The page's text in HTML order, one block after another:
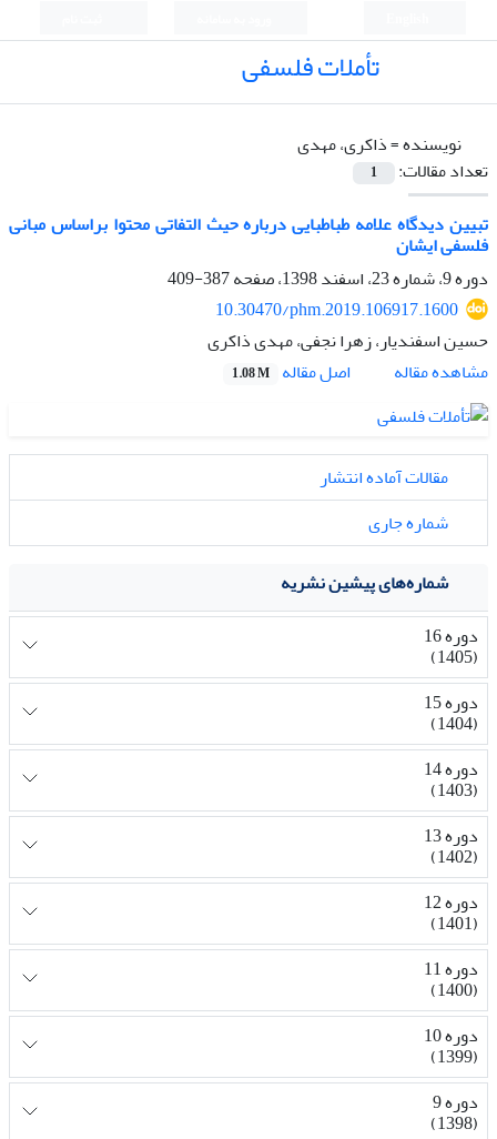
تأملات فلسفی
نویسنده =ذاکری، مهدی
تعداد مقالات:
1
تبیین دیدگاه علامه طباطبایی درباره حیث التفاتی محتوا براساس مبانی
فلسفی ایشان
دوره 9، شماره 23، اسفند 1398، صفحه
387-409
10.30470/phm.2019.106917.1600
حسین اسفندیار، زهرا نجفی، مهدی ذاکری
مشاهده مقاله
اصل مقاله 1.08 M
مقالات آماده انتشار
شماره جاری
شماره‌های پیشین نشریه
دوره 16
(1405)
دوره 15
(1404)
دوره 14
(1403)
دوره 13
(1402)
دوره 12
(1401)
دوره 11
(1400)
دوره 10
(1399)
دوره 9
(1398)